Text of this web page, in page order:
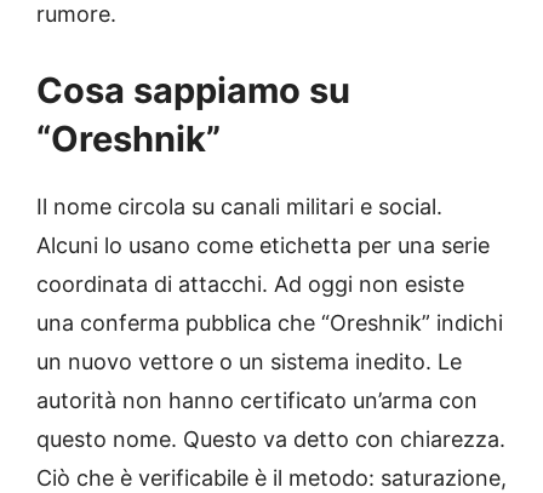
rumore.
Cosa sappiamo su
“Oreshnik”
Il nome circola su canali militari e social.
Alcuni lo usano come etichetta per una serie
coordinata di attacchi. Ad oggi non esiste
una conferma pubblica che “Oreshnik” indichi
un nuovo vettore o un sistema inedito. Le
autorità non hanno certificato un’arma con
questo nome. Questo va detto con chiarezza.
Ciò che è verificabile è il metodo: saturazione,